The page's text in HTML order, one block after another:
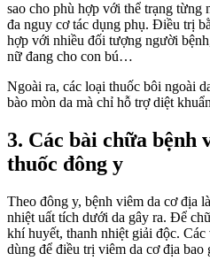
sao cho phù hợp với thể trạng từng
đa nguy cơ tác dụng phụ. Điều trị
hợp với nhiều đối tượng người
nữ đang cho con bú…
Ngoài ra, các loại thuốc bôi ngoài
bào mòn da mà chỉ hỗ trợ diệt
3. Các bài chữa bệnh
thuốc đông y
Theo đông y, bệnh viêm da cơ địa
nhiệt uất tích dưới da gây ra. Để
khí huyết, thanh nhiệt giải độc.
dùng để điều trị viêm da cơ địa bao